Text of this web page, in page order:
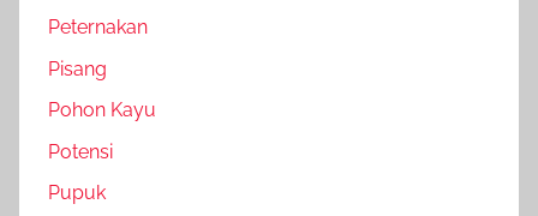
Peternakan
Pisang
Pohon Kayu
Potensi
Pupuk